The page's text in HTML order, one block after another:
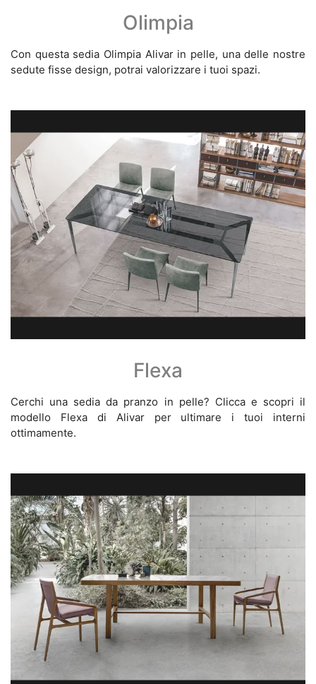
Olimpia
Con questa sedia Olimpia Alivar in pelle, una delle nostre
sedute fisse design, potrai valorizzare i tuoi spazi.
Flexa
Cerchi una sedia da pranzo in pelle? Clicca e scopri il
modello Flexa di Alivar per ultimare i tuoi interni
ottimamente.